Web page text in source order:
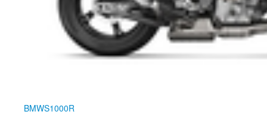
BMWS1000R